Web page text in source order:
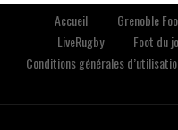
Accueil Grenoble
LiveRugby
Foot du
Conditions générales